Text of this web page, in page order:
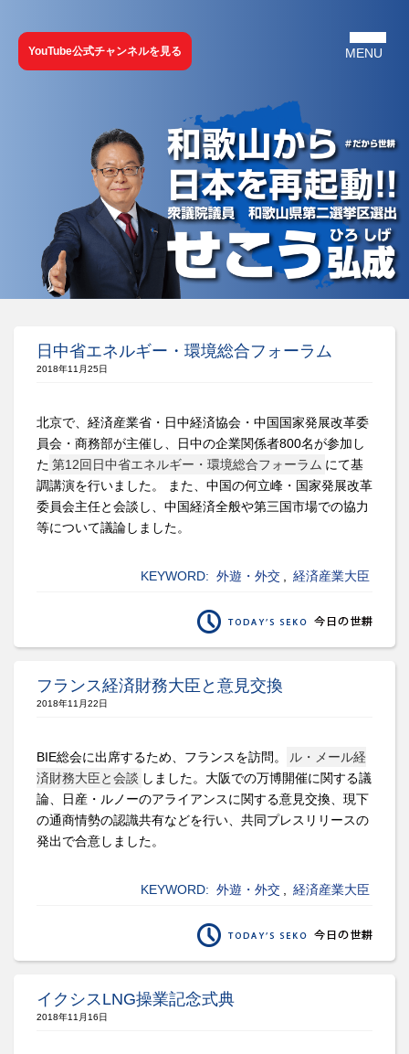
YouTube公式チャンネルを見る
日中省エネルギー・環境総合フォーラム
2018年11月25日
北京で、経済産業省・日中経済協会・中国国家発展改革委
員会・商務部が主催し、日中の企業関係者800名が参加し
た 第12回日中省エネルギー・環境総合フォーラム にて基
調講演を行いました。 また、中国の何立峰・国家発展改革
委員会主任と会談し、中国経済全般や第三国市場での協力
等について議論しました。
KEYWORD: 外遊・外交 経済産業大臣
フランス経済財務大臣と意見交換
2018年11月22日
BIE総会に出席するため、フランスを訪問。
ル・メール経
済財務大臣と会談 しました。大阪での万博開催に関する議
論、日産・ルノーのアライアンスに関する意見交換、現下
の通商情勢の認識共有などを行い、共同プレスリリースの
発出で合意しました。
KEYWORD: 外遊・外交 経済産業大臣
イクシスLNG操業記念式典
2018年11月16日